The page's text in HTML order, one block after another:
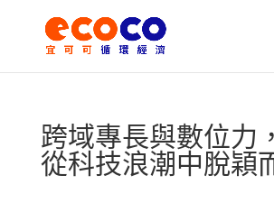
跨域專長與數位力
從科技浪潮中脫穎